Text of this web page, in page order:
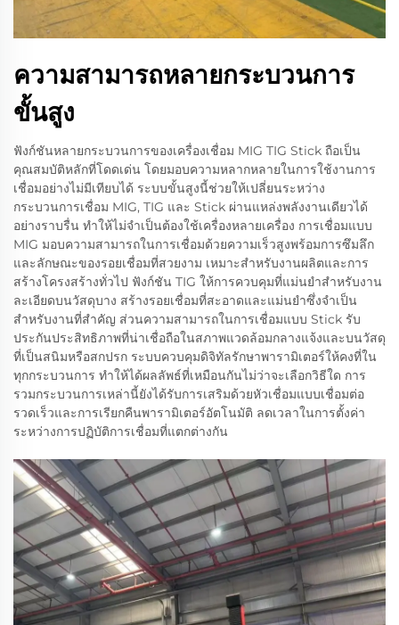
ความสามารถหลายกระบวนการ
ขั้นสูง
ฟังก์ชันหลายกระบวนการของเครื่องเชื่อม MIG TIG Stick ถือเป็น
คุณสมบัติหลักที่โดดเด่น โดยมอบความหลากหลายในการใช้งานการ
เชื่อมอย่างไม่มีเทียบได้ ระบบขั้นสูงนี้ช่วยให้เปลี่ยนระหว่าง
กระบวนการเชื่อม MIG, TIG และ Stick ผ่านแหล่งพลังงานเดียวได้
อย่างราบรื่น ทำให้ไม่จำเป็นต้องใช้เครื่องหลายเครื่อง การเชื่อมแบบ
MIG มอบความสามารถในการเชื่อมด้วยความเร็วสูงพร้อมการซึมลึก
และลักษณะของรอยเชื่อมที่สวยงาม เหมาะสำหรับงานผลิตและการ
สร้างโครงสร้างทั่วไป ฟังก์ชัน TIG ให้การควบคุมที่แม่นยำสำหรับงาน
ละเอียดบนวัสดุบาง สร้างรอยเชื่อมที่สะอาดและแม่นยำซึ่งจำเป็น
สำหรับงานที่สำคัญ ส่วนความสามารถในการเชื่อมแบบ Stick รับ
ประกันประสิทธิภาพที่น่าเชื่อถือในสภาพแวดล้อมกลางแจ้งและบนวัสดุ
ที่เป็นสนิมหรือสกปรก ระบบควบคุมดิจิทัลรักษาพารามิเตอร์ให้คงที่ใน
ทุกกระบวนการ ทำให้ได้ผลลัพธ์ที่เหมือนกันไม่ว่าจะเลือกวิธีใด การ
รวมกระบวนการเหล่านี้ยังได้รับการเสริมด้วยหัวเชื่อมแบบเชื่อมต่อ
รวดเร็วและการเรียกคืนพารามิเตอร์อัตโนมัติ ลดเวลาในการตั้งค่า
ระหว่างการปฏิบัติการเชื่อมที่แตกต่างกัน